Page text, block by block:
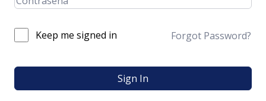
Keep me signed in Forgot Password?
Sign In